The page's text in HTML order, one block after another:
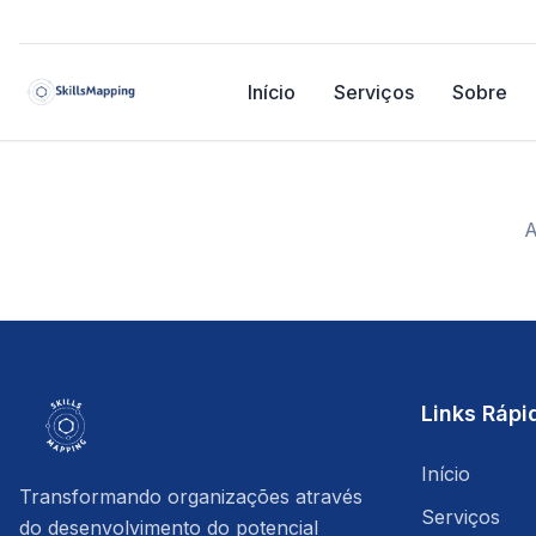
Início Serviços Sobre
Transformando organizações através
do desenvolvimento do potencial
Links
Início
Serviços